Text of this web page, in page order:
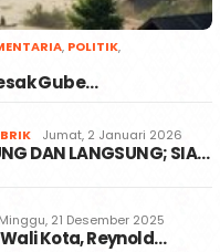
, POLITIK,
Gube…
Jumat, 2 Januari 2026
DAN LANGSUNG; SIA…
Minggu, 21 Desember 2025
Kota, Reynold…